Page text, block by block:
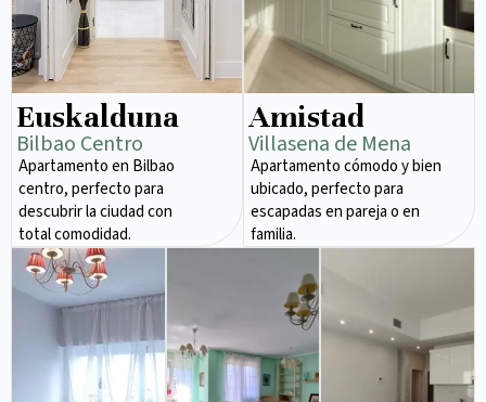
Euskalduna
Bilbao Centro
Apartamento en Bilbao
centro, perfecto para
descubrir la ciudad con
total comodidad.
Amistad
Villasena de Mena
Apartamento cómodo y bien
ubicado, perfecto para
escapadas en pareja o en
familia.